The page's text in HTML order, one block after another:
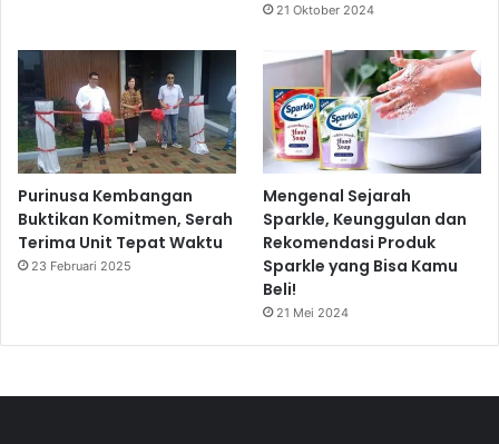
21 Oktober 2024
Purinusa Kembangan
Buktikan Komitmen, Serah
Terima Unit Tepat Waktu
23 Februari 2025
Mengenal Sejarah
Sparkle, Keunggulan dan
Rekomendasi Produk
Sparkle yang Bisa Kamu
Beli!
21 Mei 2024